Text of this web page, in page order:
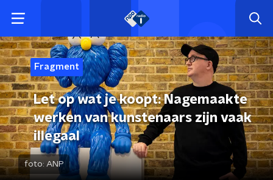
Fragment
Let op wat je koopt: Nagemaakte
werken van kunstenaars zijn vaak
illegaal
foto: ANP